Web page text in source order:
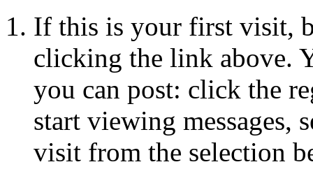
If this is your first visit,
clicking the link above.
you can post: click the
start viewing messages,
visit from the selection